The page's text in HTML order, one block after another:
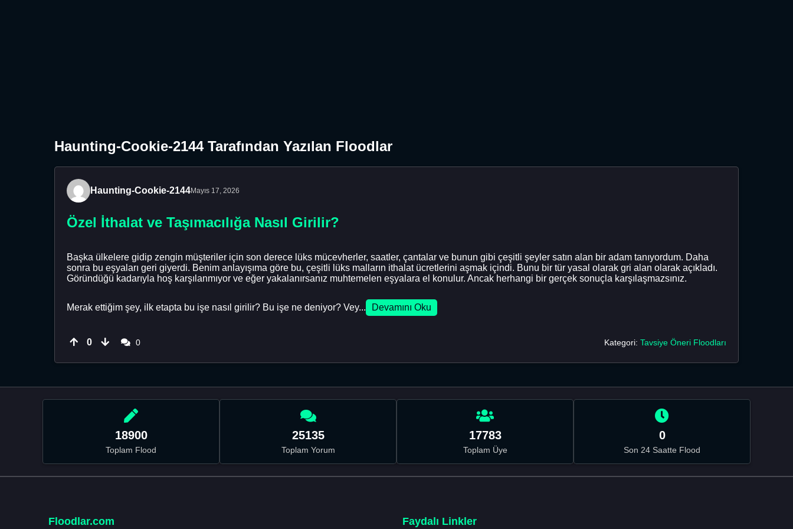
Haunting-Cookie-2144 Tarafından Yazılan Floodlar
Haunting-Cookie-2144Mayıs 17, 2026
Özel İthalat ve Taşımacılığa Nasıl Girilir?
Başka ülkelere gidip zengin müşteriler için son derece lüks mücevherler, saatler, çantalar ve bunun gibi çeşitli şeyler satın alan bir adam tanıyordum. Daha
sonra bu eşyaları geri giyerdi. Benim anlayışıma göre bu, çeşitli lüks malların ithalat ücretlerini aşmak içindi. Bunu bir tür yasal olarak gri alan olarak açıkladı.
Göründüğü kadarıyla hoş karşılanmıyor ve eğer yakalanırsanız muhtemelen eşyalara el konulur. Ancak herhangi bir gerçek sonuçla karşılaşmazsınız.
Merak ettiğim şey, ilk etapta bu işe nasıl girilir? Bu işe ne deniyor? Vey... Devamını Oku
0 0 Kategori: Tavsiye Öneri Floodları
18900
Toplam Flood
25135
Toplam Yorum
17783
Toplam Üye
0
Son 24 Saatte Flood
Floodlar.com Faydalı Linkler